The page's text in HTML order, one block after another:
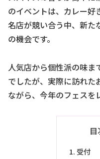
のイベントは、カレー好
名店が競い合う中、新た
の機会です。
人気店から個性派の味ま
でしたが、実際に訪れた
ながら、今年のフェスを
目
受付